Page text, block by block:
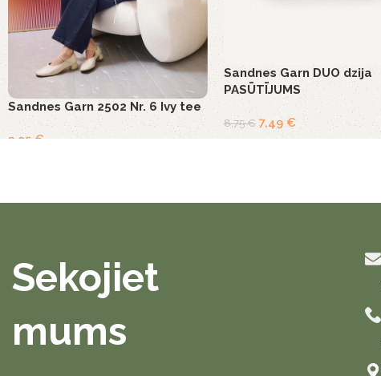
Sandnes Garn 2502 Nr. 6 Ivy tee
3,95 €
Sandnes Garn DUO dzija
PASŪTĪJUMS
8,75€ 7,49€
Sekojiet
mums